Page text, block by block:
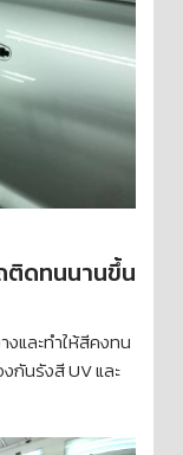
ติดทนนานขึ้น
และทำให้สีคงทน
กันรังสี UV และ